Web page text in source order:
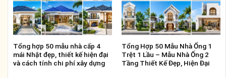
Tổng hợp 50 mẫu nhà cấp 4
mái Nhật đẹp, thiết kế hiện đại
và cách tính chi phí xây dựng
Tổng Hợp 50 Mẫu Nhà Ống 1
Trệt 1 Lầu – Mẫu Nhà Ống 2
Tầng Thiết Kế Đẹp, Hiện Đại